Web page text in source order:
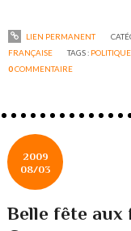
LIEN PERMANENT
FRANÇAISE
TAGS : POLITIQUE
0COMMENTAIRE
2009
08/03
Belle fête aux